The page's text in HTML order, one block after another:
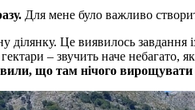
Для мене було важливо
Це виявилось завдання
– звучить наче небагато,
що там нічого вирощувати